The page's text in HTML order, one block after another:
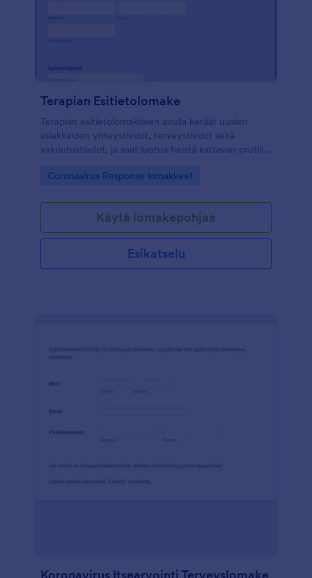
Terapian Esitietolomake
Terapian esitietolomakkeen avulla keräät uusien
asiakkaiden yhteystiedot, terveystiedot sekä
vakuutustiedot, ja saat luotua heistä kattavan profiilin
lisäämällä ja muokkaamalla kysymyksiä ja
lomakkeenrakentajalla luot ammattimaisen
lomakkeen vain muutamalla klikkauksella.
Go to Category:
Coronavirus Response lomakkeet
Käytä lomakepohjaa
Esikatselu